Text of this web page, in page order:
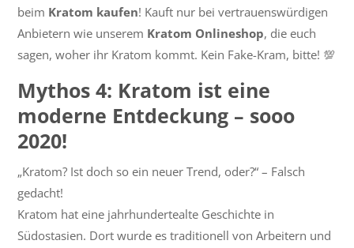
beim Kratom kaufen! Kauft nur bei vertrauenswürdigen
Anbietern wie unserem Kratom Onlineshop, die euch
sagen, woher ihr Kratom kommt. Kein Fake-Kram, bitte! 💯
Mythos 4: Kratom ist eine
moderne Entdeckung – sooo
2020!
„Kratom? Ist doch so ein neuer Trend, oder?“ – Falsch
gedacht!
Kratom hat eine jahrhundertealte Geschichte in
Südostasien. Dort wurde es traditionell von Arbeitern und